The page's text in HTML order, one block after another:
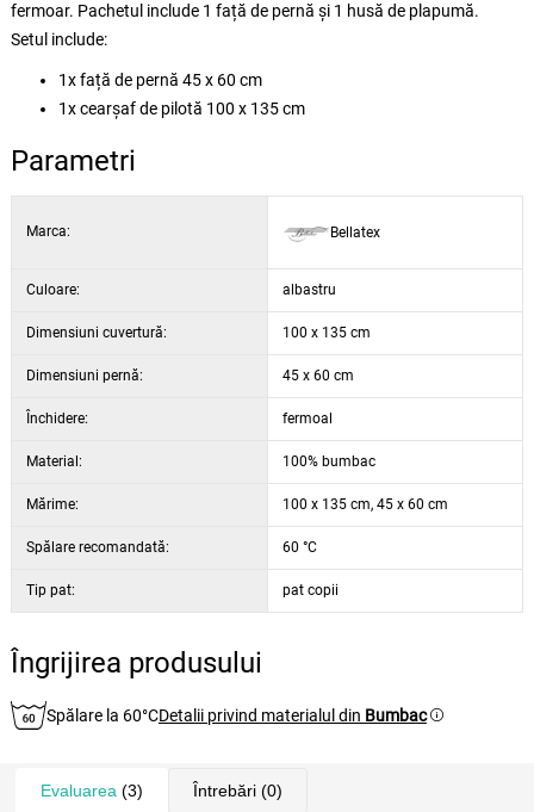
fermoar. Pachetul include 1 față de pernă și 1 husă de plapumă.
Setul include:
1x față de pernă 45 x 60 cm
1x cearșaf de pilotă 100 x 135 cm
Parametri
Marca: Bellatex
Culoare: albastru
Dimensiuni cuvertură: 100 x 135 cm
Dimensiuni pernă: 45 x 60 cm
Închidere: fermoal
Material: 100% bumbac
Mărime: 100 x 135 cm, 45 x 60 cm
Spălare recomandată: 60 °C
Tip pat: pat copii
Îngrijirea produsului
Spălare la 60°CDetalii privind materialul din Bumbac
Evaluarea (3) Întrebări(0)